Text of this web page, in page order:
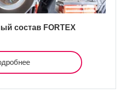
состав FORTEX